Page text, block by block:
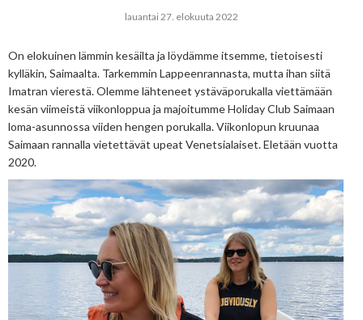
lauantai 27. elokuuta 2022
On elokuinen lämmin kesäilta ja löydämme itsemme, tietoisesti
kylläkin, Saimaalta. Tarkemmin Lappeenrannasta, mutta ihan siitä
Imatran vierestä. Olemme lähteneet ystäväporukalla viettämään
kesän viimeistä viikonloppua ja majoitumme Holiday Club Saimaan
loma-asunnossa viiden hengen porukalla. Viikonlopun kruunaa
Saimaan rannalla vietettävät upeat Venetsialaiset. Eletään vuotta
2020.